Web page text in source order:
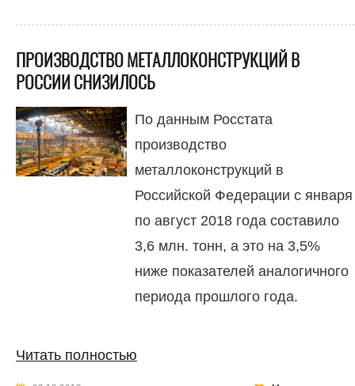
ПРОИЗВОДСТВО МЕТАЛЛОКОНСТРУКЦИЙ В
РОССИИ СНИЗИЛОСЬ
По данным Росстата
производство
металлоконструкций в
Российской Федерации с января
по август 2018 года составило
3,6 млн. тонн, а это на 3,5%
ниже показателей аналогичного
периода прошлого года.
Читать полностью